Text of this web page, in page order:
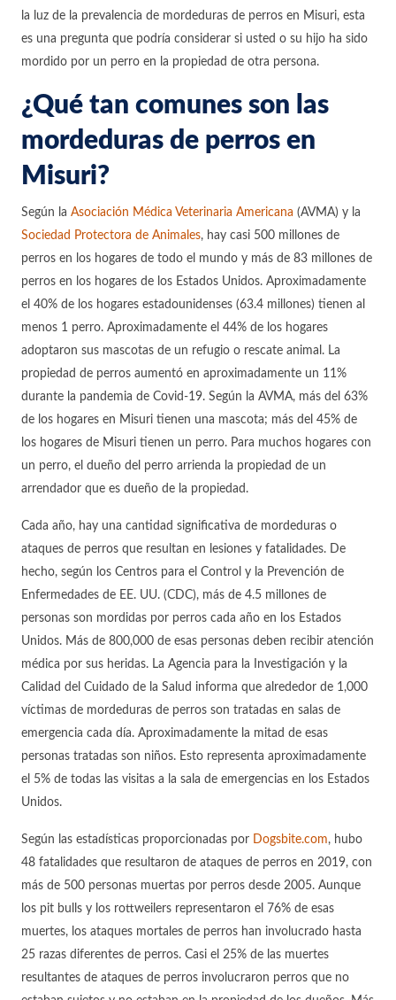
la luz de la prevalencia de mordeduras de perros en Misuri, esta
es una pregunta que podría considerar si usted o su hijo ha sido
mordido por un perro en la propiedad de otra persona.
¿Qué tan comunes son las
mordeduras de perros en
Misuri?
Según la Asociación Médica Veterinaria Americana (AVMA) y la
Sociedad Protectora de Animales, hay casi 500 millones de
perros en los hogares de todo el mundo y más de 83 millones de
perros en los hogares de los Estados Unidos. Aproximadamente
el 40% de los hogares estadounidenses (63.4 millones) tienen al
menos 1 perro. Aproximadamente el 44% de los hogares
adoptaron sus mascotas de un refugio o rescate animal. La
propiedad de perros aumentó en aproximadamente un 11%
durante la pandemia de Covid-19. Según la AVMA, más del 63%
de los hogares en Misuri tienen una mascota; más del 45% de
los hogares de Misuri tienen un perro. Para muchos hogares con
un perro, el dueño del perro arrienda la propiedad de un
arrendador que es dueño de la propiedad.
Cada año, hay una cantidad significativa de mordeduras o
ataques de perros que resultan en lesiones y fatalidades. De
hecho, según los Centros para el Control y la Prevención de
Enfermedades de EE. UU. (CDC), más de 4.5 millones de
personas son mordidas por perros cada año en los Estados
Unidos. Más de 800,000 de esas personas deben recibir atención
médica por sus heridas. La Agencia para la Investigación y la
Calidad del Cuidado de la Salud informa que alrededor de 1,000
víctimas de mordeduras de perros son tratadas en salas de
emergencia cada día. Aproximadamente la mitad de esas
personas tratadas son niños. Esto representa aproximadamente
el 5% de todas las visitas a la sala de emergencias en los Estados
Unidos.
Según las estadísticas proporcionadas por Dogsbite.com, hubo
48 fatalidades que resultaron de ataques de perros en 2019, con
más de 500 personas muertas por perros desde 2005. Aunque
los pit bulls y los rottweilers representaron el 76% de esas
muertes, los ataques mortales de perros han involucrado hasta
25 razas diferentes de perros. Casi el 25% de las muertes
resultantes de ataques de perros involucraron perros que no